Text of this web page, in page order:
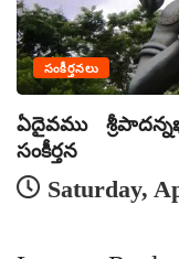
సంకీర్తనలు
ఏదైవము
సంకీర్తన
Saturday,